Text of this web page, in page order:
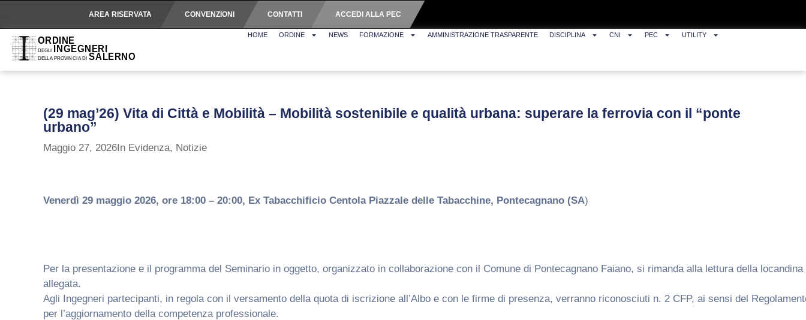
AREA RISERVATA CONVENZIONI CONTATTI ACCEDI ALLA PEC
HOME ORDINE NEWS FORMAZIONE AMMINISTRAZIONE TRASPARENTE DISCIPLINA CNI PEC UTILITY
(29 mag’26) Vita di Città e Mobilità – Mobilità sostenibile e qualità urbana: superare la ferrovia con il “ponte
urbano”
Maggio 27, 2026In Evidenza, Notizie
Venerdì 29 maggio 2026, ore 18:00 – 20:00, Ex Tabacchificio Centola Piazzale delle Tabacchine, Pontecagnano (SA)
Per la presentazione e il programma del Seminario in oggetto, organizzato in collaborazione con il Comune di Pontecagnano Faiano, si rimanda alla lettura della locandina
allegata.
Agli Ingegneri partecipanti, in regola con il versamento della quota di iscrizione all’Albo e con le firme di presenza, verranno riconosciuti n. 2 CFP, ai sensi del
per l’aggiornamento della competenza professionale.